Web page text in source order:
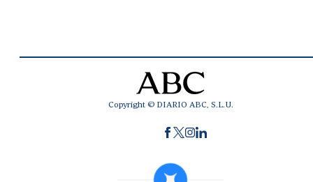
Copyright © DIARIO ABC, S.L.U.